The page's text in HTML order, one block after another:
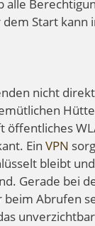
Start kann
nicht
öffentliches
Ein VPN
bleibt
Gerade bei
beim Abrufen